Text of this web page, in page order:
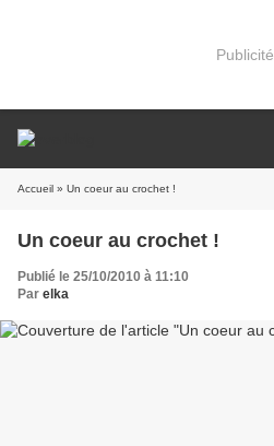
Publicité
Accueil » Un coeur au crochet !
Un coeur au crochet !
Publié le 25/10/2010 à 11:10
Par elka